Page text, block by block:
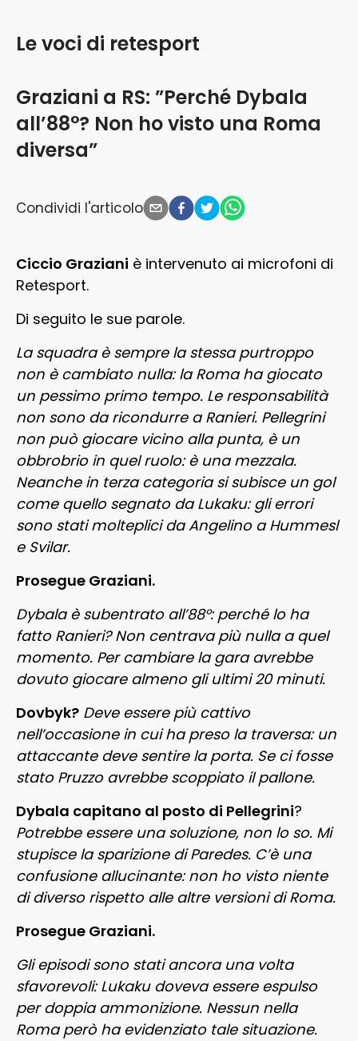
Graziani a RS: ”Perché Dybala
all’88°? Non ho visto una Roma
diversa”
Le voci di retesport
Condividi l'articolo
Ciccio Graziani è intervenuto ai microfoni di
Retesport.
Di seguito le sue parole.
La squadra è sempre la stessa purtroppo
non è cambiato nulla: la Roma ha giocato
un pessimo primo tempo. Le responsabilità
non sono da ricondurre a Ranieri. Pellegrini
non può giocare vicino alla punta, è un
obbrobrio in quel ruolo: è una mezzala.
Neanche in terza categoria si subisce un gol
come quello segnato da Lukaku: gli errori
sono stati molteplici da Angelino a Hummesl
e Svilar.
Prosegue Graziani.
Dybala è subentrato all’88°: perché lo ha
fatto Ranieri? Non centrava più nulla a quel
momento. Per cambiare la gara avrebbe
dovuto giocare almeno gli ultimi 20 minuti.
Dovbyk? Deve essere più cattivo
nell’occasione in cui ha preso la traversa: un
attaccante deve sentire la porta. Se ci fosse
stato Pruzzo avrebbe scoppiato il pallone.
Dybala capitano al posto di Pellegrini?
Potrebbe essere una soluzione, non lo so. Mi
stupisce la sparizione di Paredes. C’è una
confusione allucinante: non ho visto niente
di diverso rispetto alle altre versioni di Roma.
Prosegue Graziani.
Gli episodi sono stati ancora una volta
sfavorevoli: Lukaku doveva essere espulso
per doppia ammonizione. Nessun nella
Roma però ha evidenziato tale situazione.